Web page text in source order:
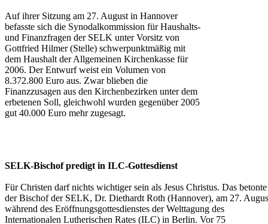
Auf ihrer Sitzung am 27. August in Hannover
befasste sich die Synodalkommission für Haushalts-
und Finanzfragen der SELK unter Vorsitz von
Gottfried Hilmer (Stelle) schwerpunktmäßig mit
dem Haushalt der Allgemeinen Kirchenkasse für
2006. Der Entwurf weist ein Volumen von
8.372.800 Euro aus. Zwar blieben die
Finanzzusagen aus den Kirchenbezirken unter dem
erbetenen Soll, gleichwohl wurden gegenüber 2005
gut 40.000 Euro mehr zugesagt.
SELK-Bischof predigt in ILC-Gottesdienst
Für Christen darf nichts wichtiger sein als Jesus Christus. Das betonte
der Bischof der SELK, Dr. Diethardt Roth (Hannover), am 27.
während des Eröffnungsgottesdienstes der Welttagung des
Internationalen Lutherischen Rates (ILC) in Berlin. Vor 75